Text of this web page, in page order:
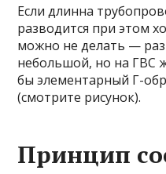
Если длинна
разводится при этом
можно не делать —
небольшой, но на ГВС
бы элементарный Г-
(смотрите рисунок).
Принцип